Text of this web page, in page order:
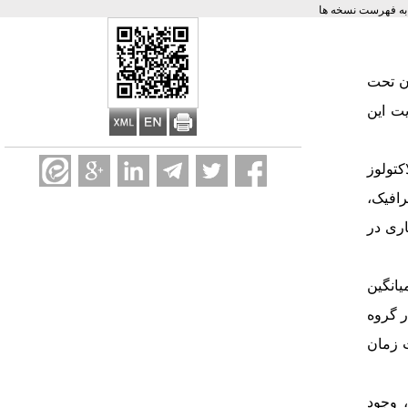
فهرست نسخه ها
تحت
این
در
۱۲ زن با میانگین
گروه
زمان
وجود